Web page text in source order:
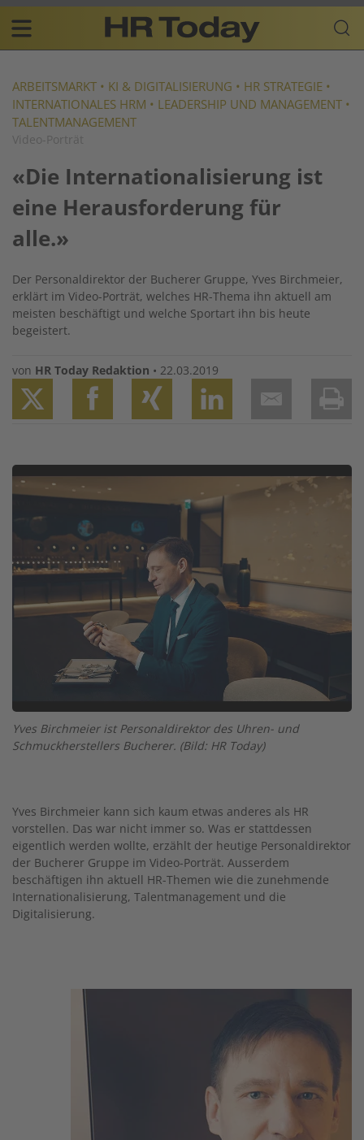
Skip
content
Plattform
für
Resources
navigation
DE
ARBEITSMARKT • KI & DIGITALISIERUNG • HR STRATEGIE •
INTERNATIONALES HRM • LEADERSHIP UND MANAGEMENT •
TALENTMANAGEMENT
Video-Porträt
«Die Internationalisierung ist
eine Herausforderung für
alle.»
Der Personaldirektor der Bucherer Gruppe, Yves Birchmeier,
erklärt im Video-Porträt, welches HR-Thema ihn aktuell am
meisten beschäftigt und welche Sportart ihn bis heute
begeistert.
von HR Today Redaktion • 22.03.2019
Image
Yves Birchmeier ist Personaldirektor des Uhren- und
Schmuckherstellers Bucherer. (Bild: HR Today)
Yves Birchmeier kann sich kaum etwas anderes als HR
vorstellen. Das war nicht immer so. Was er stattdessen
eigentlich werden wollte, erzählt der heutige Personaldirektor
der Bucherer Gruppe im Video-Porträt. Ausserdem
beschäftigen ihn aktuell HR-Themen wie die zunehmende
Internationalisierung, Talentmanagement und die
Digitalisierung.